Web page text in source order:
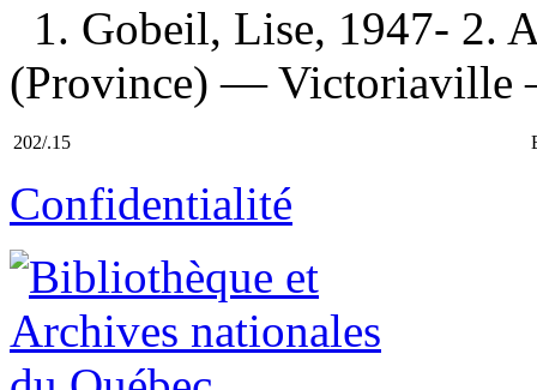
1. Gobeil, Lise, 1947- 2.
(Province) — Victoriaville
202/.15
Confidentialité